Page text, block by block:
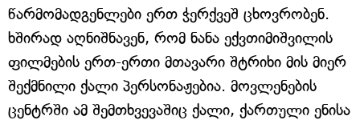
წარმომადგენლები ერთ ჭერქვეშ ცხოვრობენ.
ხშირად აღნიშნავენ, რომ ნანა ექვთიმიშვილის
ფილმების ერთ-ერთი მთავარი შტრიხი მის მიერ
შექმნილი ქალი პერსონაჟებია. მოვლენების
ცენტრში ამ შემთხვევაშიც ქალი, ქართული ენისა